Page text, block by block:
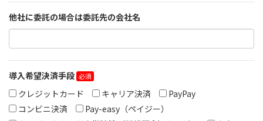
他社に委託の場合は委託先の会社名
導入希望決済手段
クレジットカード
キャリア決済
PayPay
コンビニ決済
Pay-easy（ペイジー）